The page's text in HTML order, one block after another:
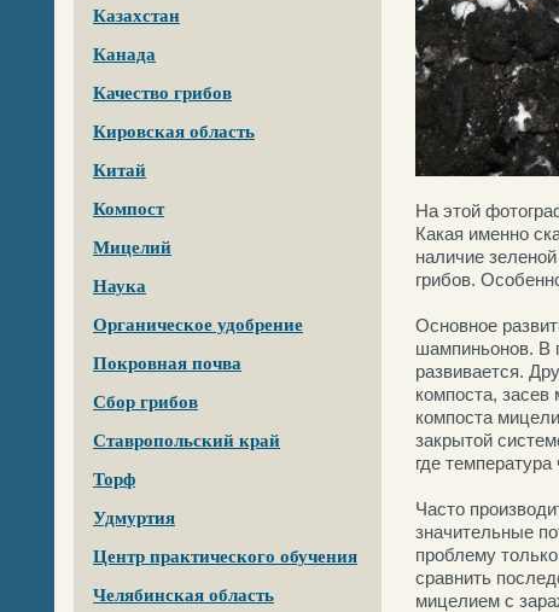
Казахстан
Канада
Качество грибов
Кировская область
Китай
Компост
Мицелий
Наука
Органическое удобрение
Покровная почва
Сбор грибов
Ставропольский край
Торф
Удмуртия
Центр практического обучения
Челябинская область
На этой
Какая именно
наличие
грибов.
Основное
шампиньонов. В
развивается.
компоста,
компоста
закрытой
где
Часто
значительные
проблему
сравнить
мицелием с